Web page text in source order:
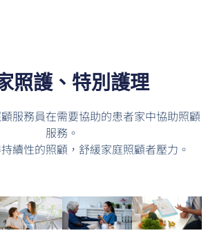
照護、特別護理
服務員在需要協助的患者家中協助照顧
服務。
續性的照顧，舒緩家庭照顧者壓力。